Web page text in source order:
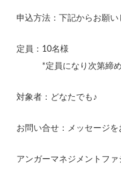
申込方法：下記からお願い
定員：10名様
*定員になり次第締め
対象者：どなたでも♪
お問い合せ：メッセージを
アンガーマネジメントフ